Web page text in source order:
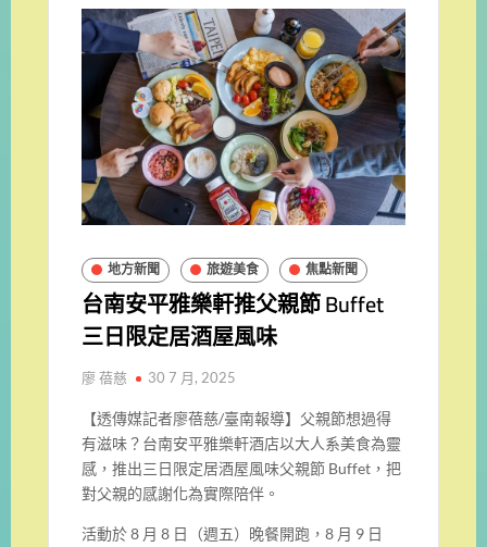
單
地方新聞 旅遊美食 焦點新聞
台南安平雅樂軒推父親節 Buffet
三日限定居酒屋風味
廖 蓓慈 30 7 月, 2025
【透傳媒記者廖蓓慈/臺南報導】 父親節想過得
有滋味？台南安平雅樂軒酒店以大人系美食為靈
感，推出三日限定居酒屋風味父親節 Buffet，把
對父親的感謝化為實際陪伴。
活動於 8 月 8 日（週五）晚餐開跑，8 月 9 日